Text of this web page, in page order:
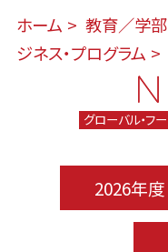
ホーム 教育／学部
ジネス・プログラム
グローバル・フ
2026年度